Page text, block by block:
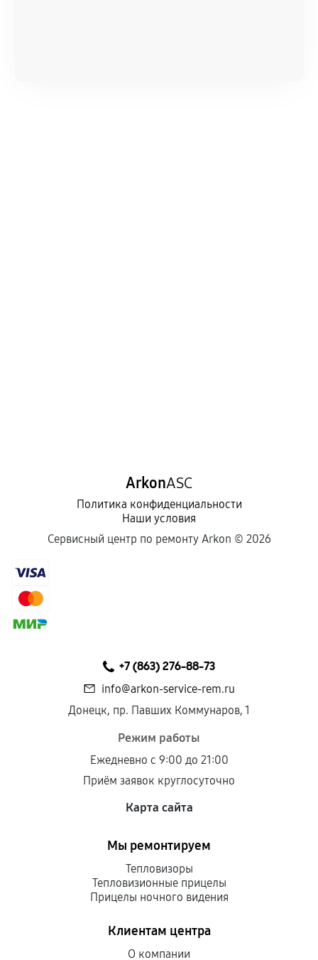
ArkonASC
Политика конфиденциальности
Наши условия
Сервисный центр по ремонту Arkon © 2026
+7 (863) 276-88-73
info@arkon-service-rem.ru
Донецк, пр. Павших Коммунаров, 1
Режим работы
Ежедневно с 9:00 до 21:00
Приём заявок круглосуточно
Карта сайта
Мы ремонтируем
Тепловизоры
Тепловизионные прицелы
Прицелы ночного видения
Клиентам центра
О компании